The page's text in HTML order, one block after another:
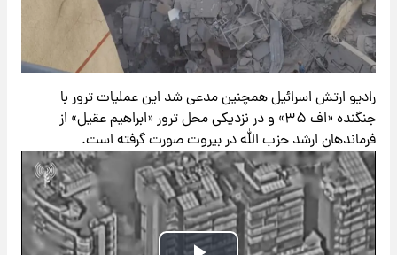
رادیو ارتش اسرائیل همچنین مدعی شد این عملیات ترور با
جنگنده «اف ۳۵» و در نزدیکی محل ترور «ابراهیم عقیل» از
فرماندهان ارشد حزب الله در بیروت صورت گرفته است.